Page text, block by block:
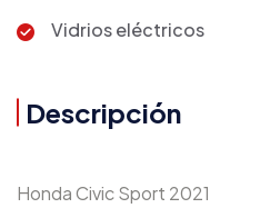
Vidrios eléctricos
Descripción
Honda Civic Sport 2021